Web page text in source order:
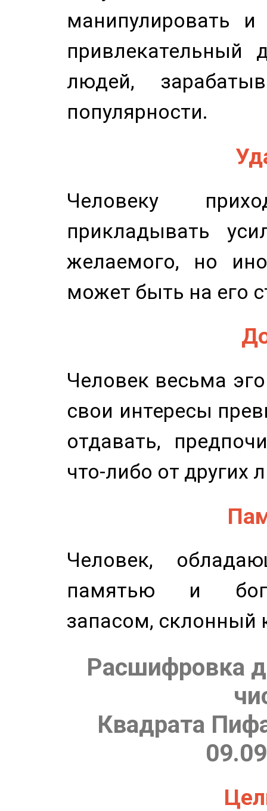
манипулировать
привлекательный
людей,
популярности.
Человеку
прикладывать
желаемого, но
может быть на его
Человек весьма
свои интересы
отдавать,
что-либо от других
Человек,
памятью и
запасом, склонный
Расшифровка
Квадрата